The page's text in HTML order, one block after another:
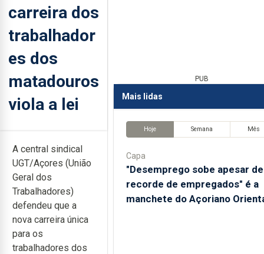
carreira dos
trabalhador
es dos
matadouros
viola a lei
A central sindical
UGT/Açores (União
Geral dos
Trabalhadores)
defendeu que a
nova carreira única
para os
trabalhadores dos
PUB
Mais lidas
Hoje Semana Mês
Capa
"Desemprego sobe apesar de
recorde de empregados" é a
manchete do Açoriano